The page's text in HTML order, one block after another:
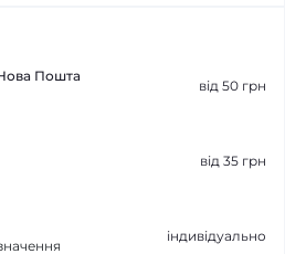
Пошта
від 50 грн
від 35 грн
індивідуально